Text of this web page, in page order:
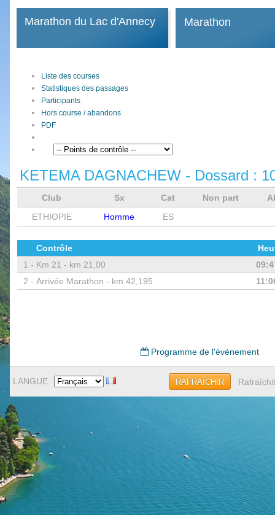
Marathon du Lac d'Annecy Marathon
Liste des courses
Statistiques des passages
Participants
Hors course / abandons
PDF
KETEMA DAGNACHEW- Dossard :
Club Sx Cat Non part
ETHIOPIE
Homme ES
Contrôle
1 - Km 21 - km 21,00
2 - Arrivée Marathon - km 42,195
Programme de l'évènement
LANGUE RAFRAÎCHIR